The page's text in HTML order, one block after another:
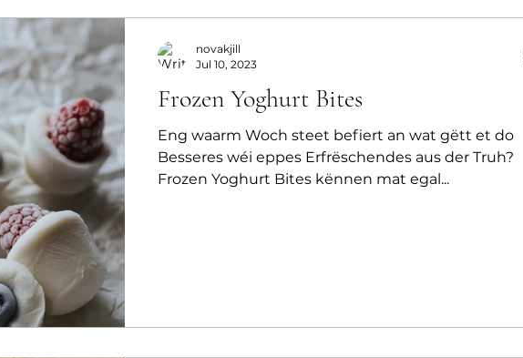
Frozen Yoghurt Bites
Eng waarm Woch steet befiert an wat gëtt et do
Besseres wéi eppes Erfrëschendes aus der Truh?
Frozen Yoghurt Bites kënnen mat egal...
novakjill
Jul 10, 2023